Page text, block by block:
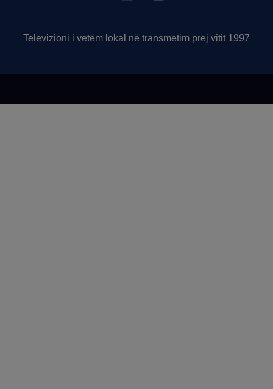
Televizioni i vetëm lokal në transmetim prej vitit 1997